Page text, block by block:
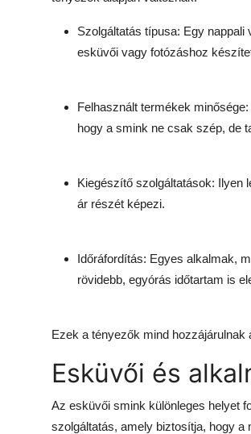
Szolgáltatás típusa: Egy
esküvői vagy fotózáshoz
Felhasznált termékek
hogy a smink ne csak szép, de
Kiegészítő szolgáltatások: Ilyen
ár részét képezi.
Időráfordítás: Egyes alkalmak,
rövidebb, egyórás időtartam is
Ezek a tényezők mind hozzájárulnak
Esküvői és
Az esküvői smink különleges helyet
szolgáltatás, amely biztosítja, hogy a